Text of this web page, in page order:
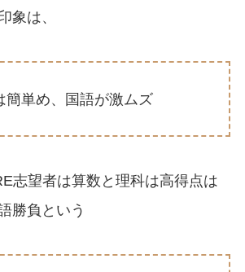
象は、
簡単め、国語が激ムズ
志望者は算数と理科は高得点は
勝負という